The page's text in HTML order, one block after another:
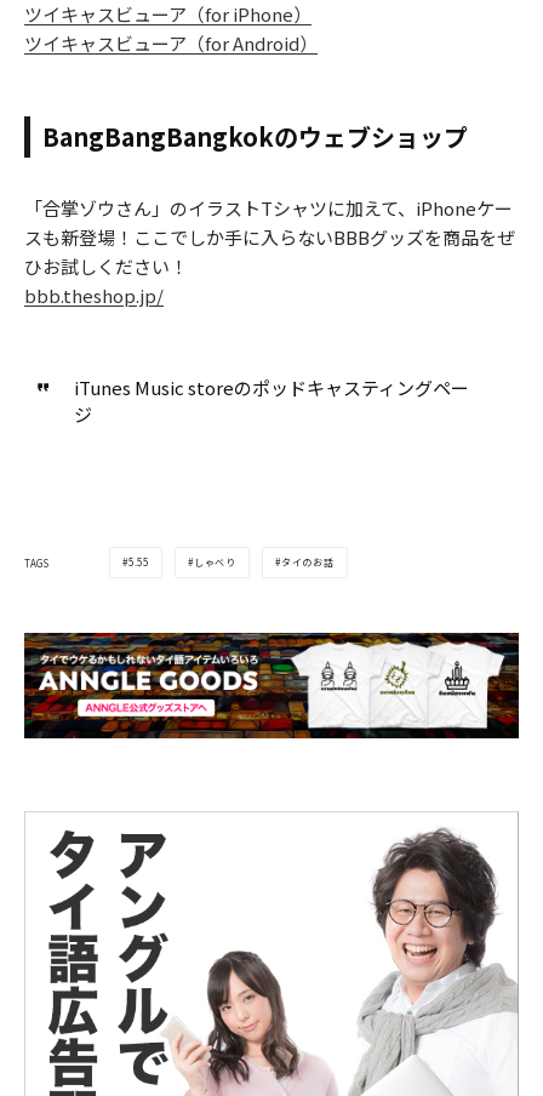
ツイキャスビューア（for iPhone）
ツイキャスビューア（for Android）
BangBangBangkokのウェブショップ
「合掌ゾウさん」のイラストTシャツに加えて、iPhoneケー
スも新登場！ここでしか手に入らないBBBグッズを商品をぜ
ひお試しください！
bbb.theshop.jp/
iTunes Music storeのポッドキャスティングペー
ジ
TAGS 5.55 しゃべり タイのお話